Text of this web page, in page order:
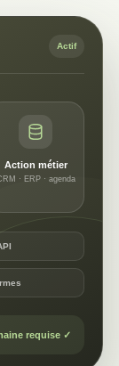
Actif
Action métier
· ERP · agenda
requise ✓